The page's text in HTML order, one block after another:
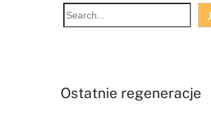
S
e
h
Ostatnie regeneracje